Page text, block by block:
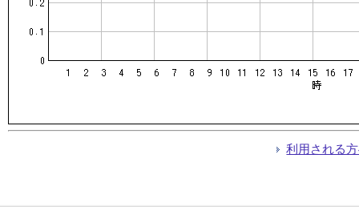
利用される